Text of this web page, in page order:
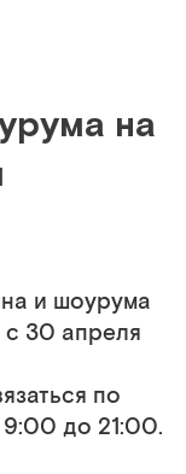
на
и шоурума
30 апреля
по
до 21:00.